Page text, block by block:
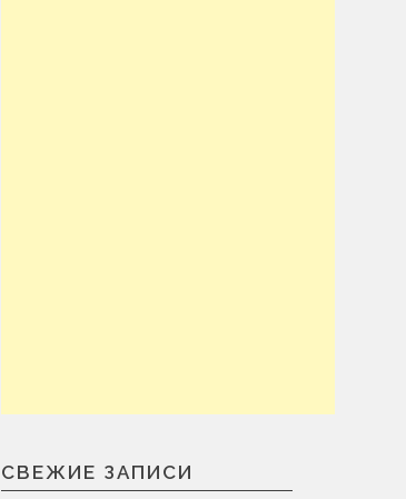
СВЕЖИЕ ЗАПИСИ